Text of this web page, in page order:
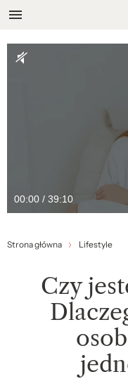
00:00 / 39:10
Strona główna Lifestyle
Czy